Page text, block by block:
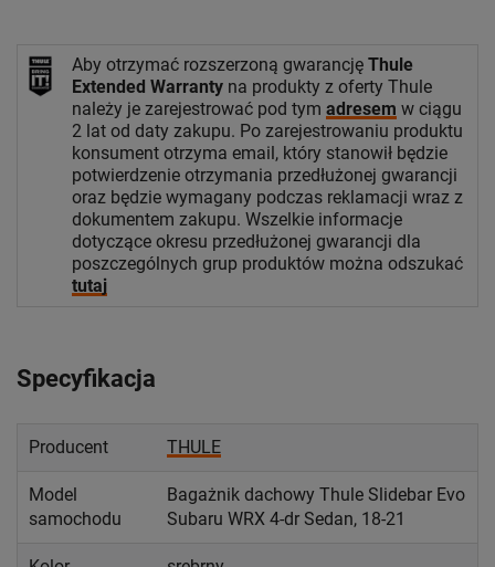
Aby otrzymać rozszerzoną gwarancję Thule
Extended Warranty na produkty z oferty Thule
należy je zarejestrować pod tym adresem w ciągu
2 lat od daty zakupu. Po zarejestrowaniu produktu
konsument otrzyma email, który stanowił będzie
potwierdzenie otrzymania przedłużonej gwarancji
oraz będzie wymagany podczas reklamacji wraz z
dokumentem zakupu. Wszelkie informacje
dotyczące okresu przedłużonej gwarancji dla
poszczególnych grup produktów można odszukać
tutaj
Specyfikacja
Producent THULE
Model
samochodu
Bagażnik dachowy Thule Slidebar Evo
Subaru WRX 4-dr Sedan, 18-21